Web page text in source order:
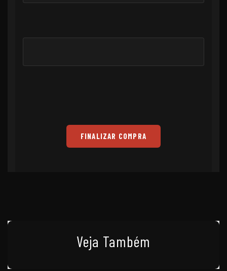
FINALIZAR COMPRA
Veja Também